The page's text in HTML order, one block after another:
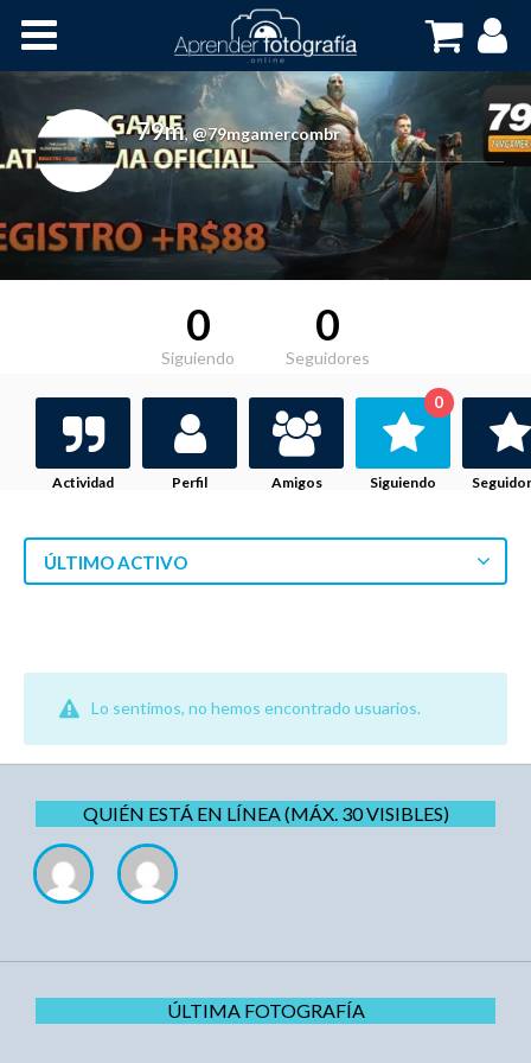
Cursos OnLine
79m,@79mgamercombr
0
Siguiendo
0
Seguidores
Actividad Perfil Amigos Siguiendo
0
ÚLTIMO ACTIVO
Lo sentimos, no hemos encontrado usuarios.
QUIÉN ESTÁ EN LÍNEA (MÁX. 30 VISIBLES)
ÚLTIMA FOTOGRAFÍA